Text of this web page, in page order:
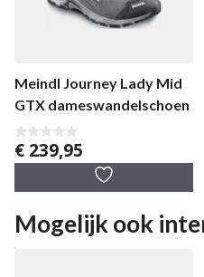
Meindl Journey Lady Mid
GTX dameswandelschoen
0
v
5
€ 239,95
Mogelijk ook